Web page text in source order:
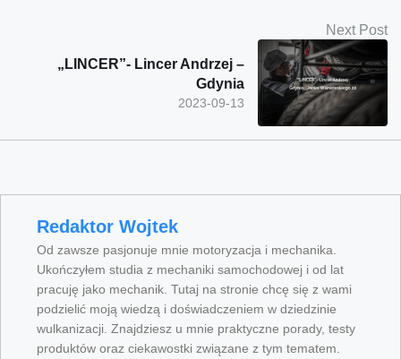
Next Post
2023-09-13
„LINCER”- Lincer Andrzej –
Gdynia
Redaktor Wojtek
Od zawsze pasjonuje mnie motoryzacja i mechanika.
Ukończyłem studia z mechaniki samochodowej i od lat
pracuję jako mechanik. Tutaj na stronie chcę się z wami
podzielić moją wiedzą i doświadczeniem w dziedzinie
wulkanizacji. Znajdziesz u mnie praktyczne porady, testy
produktów oraz ciekawostki związane z tym tematem.